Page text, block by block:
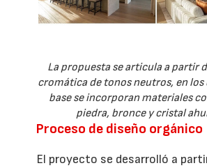
La propuesta se articula a partir
cromática de tonos neutros, en los
base se incorporan materiales
piedra, bronce y cristal
Proceso de diseño orgánico
El proyecto se desarrolló a